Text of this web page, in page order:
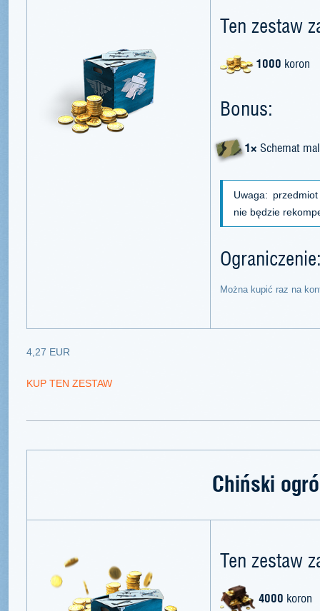
Ten zestaw
1000 koron
Bonus:
1× Schemat
Uwaga:
nie będzie
Można kupić raz na
4,27 EUR
KUP TEN ZESTAW
Chiński
Ten zestaw
4000 koron